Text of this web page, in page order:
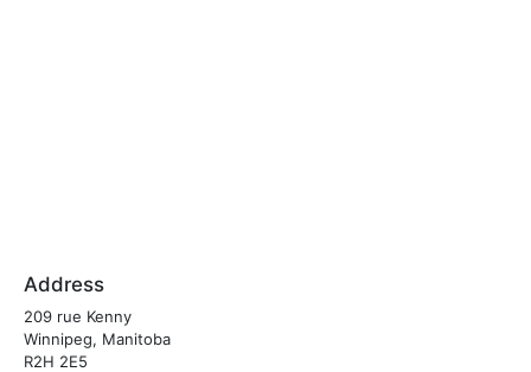
Address
209 rue Kenny
Winnipeg, Manitoba
R2H 2E5